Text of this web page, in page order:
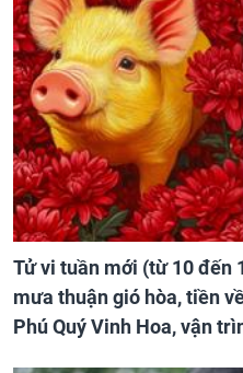
Tử vi tuần mới (từ 10 đến
mưa thuận gió hòa, tiền
Phú Quý Vinh Hoa, vận